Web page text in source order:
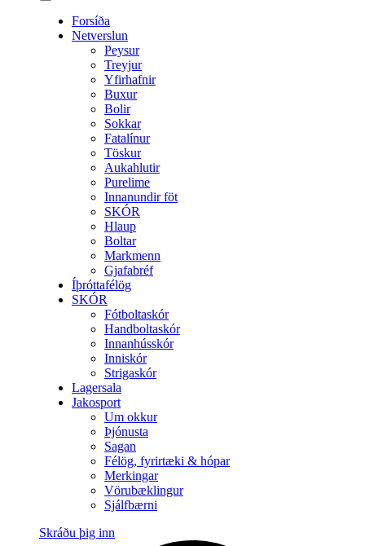
Forsíða
Netverslun
Peysur
Treyjur
Yfirhafnir
Buxur
Bolir
Sokkar
Fatalínur
Töskur
Aukahlutir
Purelime
Innanundir föt
SKÓR
Hlaup
Boltar
Markmenn
Gjafabréf
Íþróttafélög
SKÓR
Fótboltaskór
Handboltaskór
Innanhússkór
Inniskór
Strigaskór
Lagersala
Jakosport
Um okkur
Þjónusta
Sagan
Félög, fyrirtæki & hópar
Merkingar
Vörubæklingur
Sjálfbærni
Skráðu þig inn